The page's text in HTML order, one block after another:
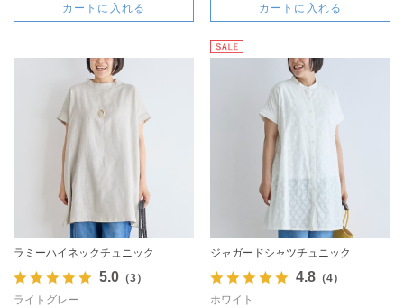
カートに入れる カートに入れる
ラミーハイネックチュニック
5.0（3）
ライトグレー
ジャガードシャツチュニック
4.8（4）
ホワイト